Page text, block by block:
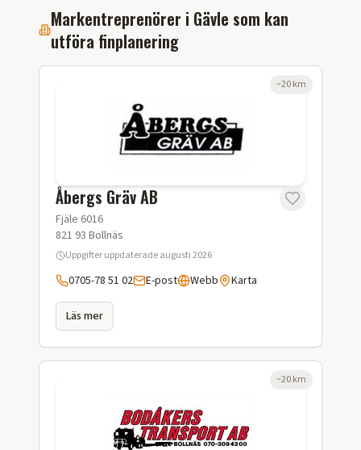
Markentreprenörer i Gävle som kan
utföra finplanering
Åbergs Gräv AB
Fjäle 6016
821 93 Bollnäs
Uppgifter uppdateradeaugusti 2026
0705-78 51 02 E-post Webb Karta
Läs mer
~20km
~20km